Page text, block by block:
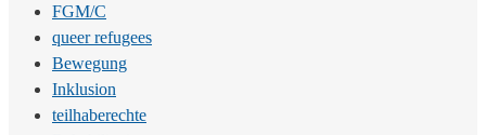
FGM/C
queer refugees
Bewegung
Inklusion
teilhaberechte